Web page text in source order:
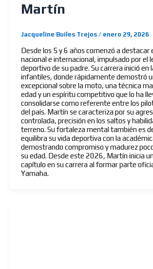
Martín
Jacqueline Builes Trejos / enero 29, 2026
Desde los 5 y 6 años comenzó a destacar
nacional e internacional, impulsado por el
deportivo de su padre. Su carrera inició en
infantiles, donde rápidamente demostró
excepcional sobre la moto, una técnica
edad y un espíritu competitivo que lo ha
consolidarse como referente entre los
del país. Martín se caracteriza por su
controlada, precisión en los saltos y
terreno. Su fortaleza mental también es
equilibra su vida deportiva con la
demostrando compromiso y madurez
su edad. Desde este 2026, Martín inicia
capítulo en su carrera al formar parte
Yamaha.